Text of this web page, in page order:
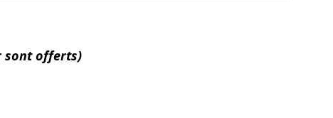
sont offerts)